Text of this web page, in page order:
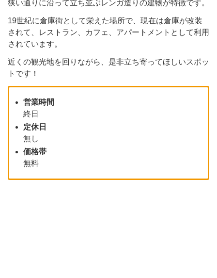
狭い通りに沿って立ち並ぶレンガ造りの建物が特徴です。
19世紀に倉庫街として栄えた場所で、現在は倉庫が改装
されて、レストラン、カフェ、アパートメントとして利用
されています。
近くの観光地を回りながら、是非立ち寄ってほしいスポッ
トです！
営業時間
終日
定休日
無し
価格帯
無料